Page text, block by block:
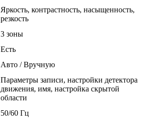
Яркость, контрастность, насыщенность,
резкость
3 зоны
Есть
Авто / Вручную
Параметры записи, настройки детектора
движения, имя, настройка скрытой
области
50/60 Гц